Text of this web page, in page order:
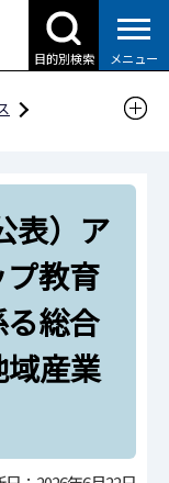
目的別検索 メニュー
出事業
プレナーシッ
評価入札を実
表）ア
教育
総合
産業